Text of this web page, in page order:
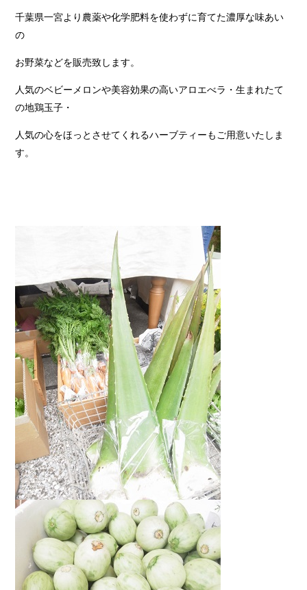
千葉県一宮より農薬や化学肥料を使わずに育てた濃厚な味あい
の
お野菜などを販売致します。
人気のベビーメロンや美容効果の高いアロエべラ・生まれたて
の地鶏玉子・
人気の心をほっとさせてくれるハーブティーもご用意いたしま
す。